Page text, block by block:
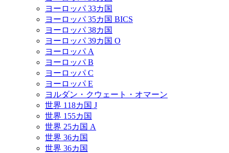
ヨーロッパ 33カ国
ヨーロッパ 35カ国 BICS
ヨーロッパ 38カ国
ヨーロッパ 39カ国 O
ヨーロッパ A
ヨーロッパ B
ヨーロッパ C
ヨーロッパ E
ヨルダン・クウェート・オマーン
世界 118カ国 J
世界 155カ国
世界 25カ国 A
世界 36カ国
世界 36カ国